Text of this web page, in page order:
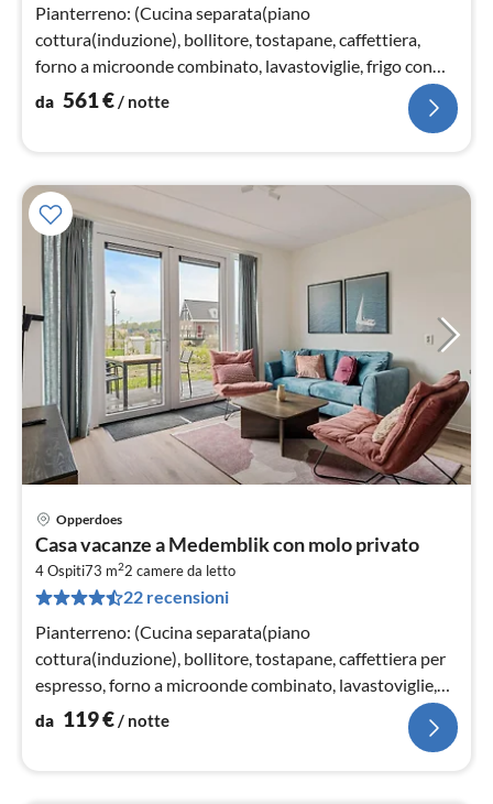
Pianterreno: (Cucina separata(piano
cottura(induzione), bollitore, tostapane, caffettiera,
forno a microonde combinato, lavastoviglie, frigo con
congelatore, Frullatore a immersion...
da 561€/ notte
Opperdoes
Casa vacanze a Medemblik con molo privato
4 Ospiti73 m22 camere da letto
22 recensioni
Pianterreno: (Cucina separata(piano
cottura(induzione), bollitore, tostapane, caffettiera per
espresso, forno a microonde combinato, lavastoviglie,
frigo con congelatore, Frullator...
da 119€/ notte